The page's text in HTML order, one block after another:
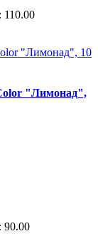
110.00
"Лимонад",
90.00